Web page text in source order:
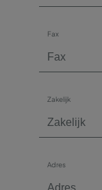
Fax
Zakelijk
Adres